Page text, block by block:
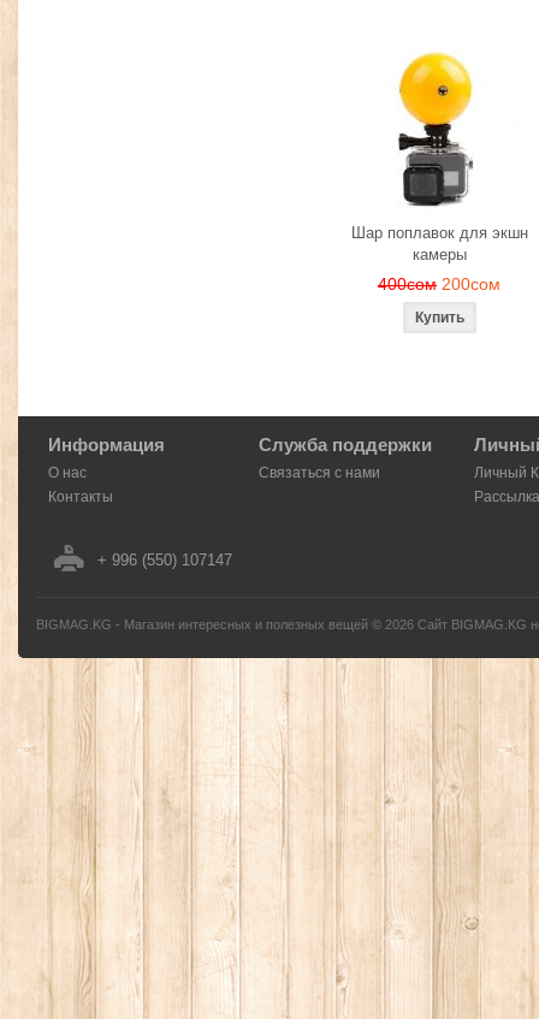
Шар поплавок для экшн
камеры
400сом 200сом
Информация
О нас
Контакты
Служба поддержки
Связаться с нами
Личный
Рассылка
+ 996 (550) 107147
BIGMAG.KG - Магазин интересных и полезных вещей © 2026 Сайт BIGMAG.KG
без письменного разрешения автора - запрещено, и будет преследоваться по